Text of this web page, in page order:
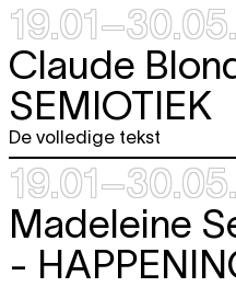
Claude
SEMIOTIEK
De volledige tekst
Madeleine
-